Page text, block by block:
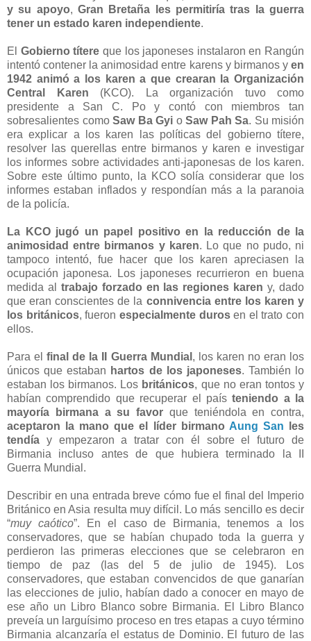
y su apoyo,Gran Bretaña les permitiría tras la guerra
tener un estado karen independiente.
El Gobierno títere que los japoneses instalaron en Rangún
intentó contener la animosidad entre karens y birmanos y en
1942 animó a los karen a que crearan la Organización
Central Karen (KCO). La organización tuvo como
presidente a San C. Po y contó con miembros tan
sobresalientes como Saw Ba Gyi o Saw Pah Sa. Su misión
era explicar a los karen las políticas del gobierno títere,
resolver las querellas entre birmanos y karen e investigar
los informes sobre actividades anti-japonesas de los karen.
Sobre este último punto, la KCO solía considerar que los
informes estaban inflados y respondían más a la paranoia
de la policía.
La KCO jugó un papel positivo en la reducción de la
animosidad entre birmanos y karen. Lo que no pudo, ni
tampoco intentó, fue hacer que los karen apreciasen la
ocupación japonesa. Los japoneses recurrieron en buena
medida al trabajo forzado en las regiones karen y, dado
que eran conscientes de la connivencia entre los karen y
los británicos, fueron especialmente durosen el trato con
ellos.
Para elfinal de la II Guerra Mundial , los karen no eran los
únicos que estaban hartos de los japoneses. También lo
estaban los birmanos. Los británicos, que no eran tontos y
habían comprendido que recuperar el paísteniendo a la
mayoría birmana a su favor que teniéndola en contra,
aceptaron la mano que el líder birmano Aung San les
tendía y empezaron a tratar con él sobre el futuro de
Birmania incluso antes de que hubiera terminado la II
Guerra Mundial.
Describir en una entrada breve cómo fue el final del Imperio
Británico en Asia resulta muy difícil. Lo más sencillo es decir
“muy caótico”. En el caso de Birmania, tenemos a los
conservadores, que se habían chupado toda la guerra y
perdieron las primeras elecciones que se celebraron en
tiempo de paz (las del 5 de julio de 1945). Los
conservadores, que estaban convencidos de que ganarían
las elecciones de julio, habían dado a conocer en mayo de
ese año un Libro Blanco sobre Birmania. El Libro Blanco
preveía un larguísimo proceso en tres etapas a cuyo término
Birmania alcanzaría el estatus de Dominio. El futuro de las